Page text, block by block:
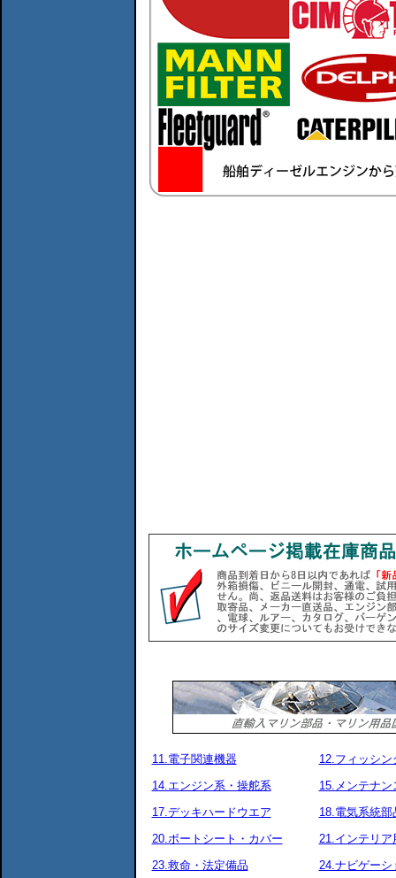
11.電子関連機器
12.フィッシン
14.エンジン系・操舵系
15.メンテナン
17.デッキハードウエア
18.電気系統部
20.ボートシート・カバー
21.インテリア
23.救命・法定備品
24.ナビゲーシ